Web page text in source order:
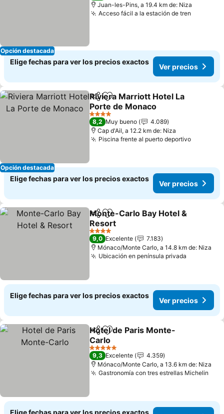
Opción destacada
Juan-les-Pins, a 19.4 km de: Niza
Acceso fácil a la estación de tren
Elige fechas para ver los precios exactos
Ver precios
Opción destacada
CompartirAgregar a favoritos
Riviera Marriott Hotel La
Porte de Monaco
4 Estrellas
8,2 Muy bueno
4.089
Cap d'Ail, a 12.2 km de: Niza
Piscina frente al puerto deportivo
Elige fechas para ver los precios exactos
Ver precios
CompartirAgregar a favoritos
Monte-Carlo Bay Hotel &
Resort
4 Estrellas
9,0 Excelente
7.183
Mónaco/Monte Carlo, a 14.8 km de: Niza
Ubicación en península privada
Elige fechas para ver los precios exactos
Ver precios
CompartirAgregar a favoritos
Hotel de Paris Monte-
Carlo
5 Estrellas
9,3 Excelente
4.359
Mónaco/Monte Carlo, a 13.6 km de: Niza
Gastronomía con tres estrellas Michelin
Elige fechas para ver los precios exactos